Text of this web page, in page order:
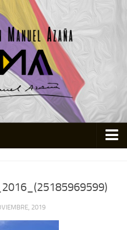
2019